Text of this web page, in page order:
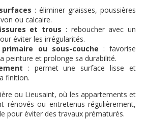
: éliminer graisses, poussières
ou calcaire.
et trous : reboucher avec un
éviter les irrégularités.
ou sous-couche : favorise
peinture et prolonge sa durabilité.
: permet une surface lisse et
finition.
ou Lieusaint, où les appartements et
rénovés ou entretenus régulièrement,
pour éviter des travaux prématurés.